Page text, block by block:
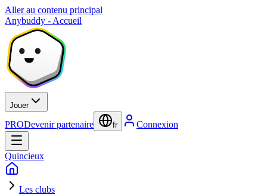
Aller au contenu principal
Anybuddy - Accueil
Jouer
PRODevenir partenaire fr Connexion
Quincieux
Les clubs